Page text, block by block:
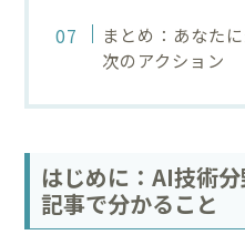
まとめ：あなた
次のアクション
はじめに：AI技術
記事で分かること